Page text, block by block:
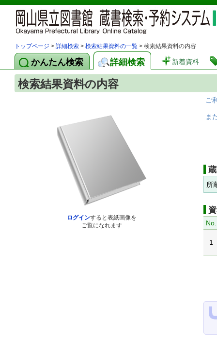
トップページ > 詳細検索 > 検索結果資料の一覧 > 検索結果資料の内容
かんたん検索 詳細検索 新着資料
検索結果資料の内容
ログインすると表紙画像を
ご覧になれます
ご
ま
所
No.
1